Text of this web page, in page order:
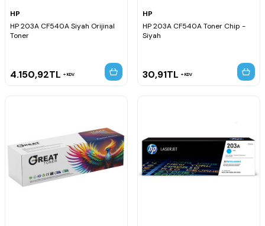
HP
HP 203A CF540A Siyah Orijinal
Toner
4.150,92TL KDV
HP
HP 203A CF540A Toner Chip -
Siyah
30,91TL KDV